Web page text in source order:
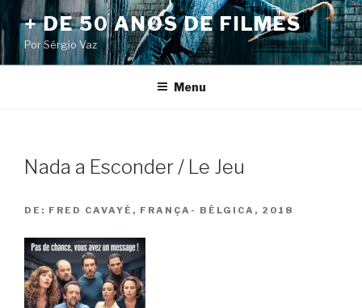
Pular
para
o
conteúdo
+ DE 50 ANOS DE FILMES
Por Sérgio Vaz
Menu
Nada a Esconder / Le Jeu
DE: FRED CAVAYÉ, FRANÇA- BÉLGICA, 2018